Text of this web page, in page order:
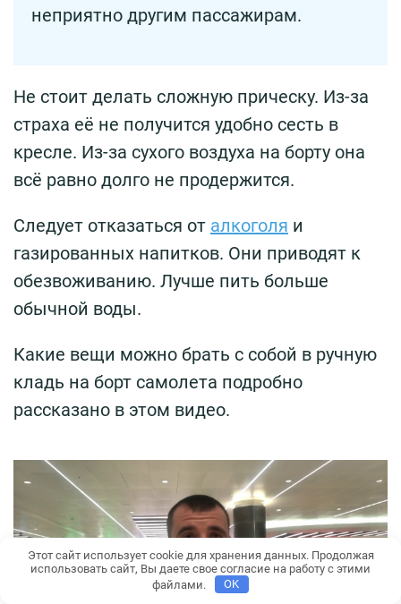
неприятно другим пассажирам.
Не стоит делать сложную прическу. Из-за
страха её не получится удобно сесть в
кресле. Из-за сухого воздуха на борту она
всё равно долго не продержится.
Следует отказаться от алкоголя и
газированных напитков. Они приводят к
обезвоживанию. Лучше пить больше
обычной воды.
Какие вещи можно брать с собой в ручную
кладь на борт самолета подробно
рассказано в этом видео.
Этот сайт использует cookie для хранения данных. Продолжая
использовать сайт, Вы даете свое согласие на работу с этими
файлами.
OK